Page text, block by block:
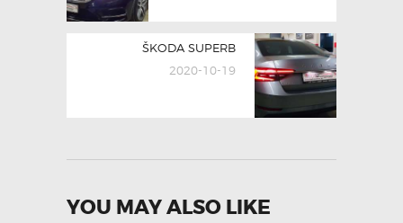
Next
post:
ŠKODA SUPERB
2020-10-19
YOU MAY ALSO LIKE